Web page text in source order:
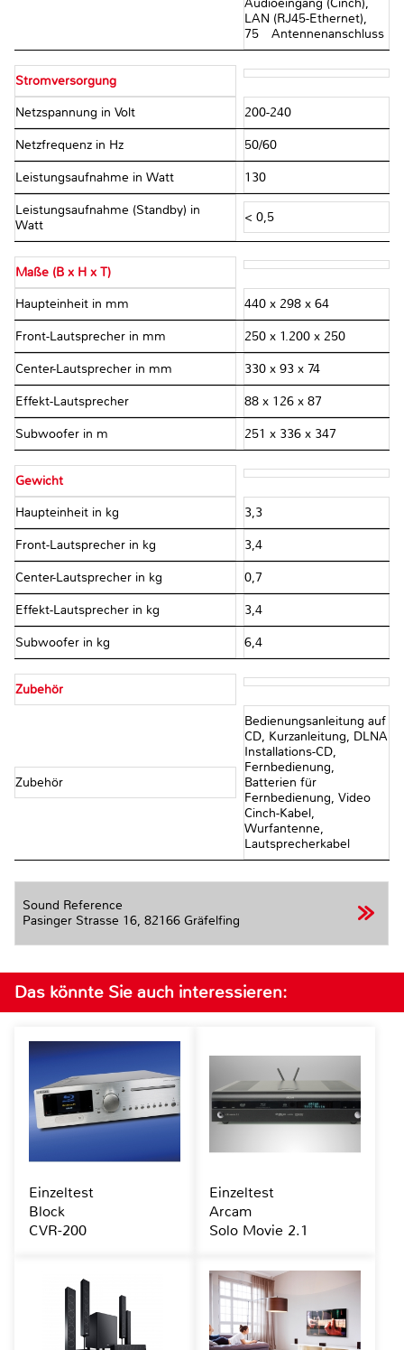
Audioeingang (Cinch),
LAN (RJ45-Ethernet),
75Ω Antennenanschluss
Stromversorgung
Netzspannung in Volt 200-240
Netzfrequenz in Hz 50/60
Leistungsaufnahme in Watt 130
Leistungsaufnahme (Standby) in
Watt
< 0,5
Maße (B x H x T)
Haupteinheit in mm 440 x 298 x 64
Front-Lautsprecher in mm 250 x 1.200 x 250
Center-Lautsprecher in mm 330 x 93 x 74
Effekt-Lautsprecher 88 x 126 x 87
Subwoofer in m 251 x 336 x 347
Gewicht
Haupteinheit in kg 3,3
Front-Lautsprecher in kg 3,4
Center-Lautsprecher in kg 0,7
Effekt-Lautsprecher in kg 3,4
Subwoofer in kg 6,4
Zubehör
Zubehör
Bedienungsanleitung auf
CD, Kurzanleitung, DLNA
Installations-CD,
Fernbedienung,
Batterien für
Fernbedienung, Video
Cinch-Kabel,
Wurfantenne,
Lautsprecherkabel
Sound Reference
Pasinger Strasse 16, 82166 Gräfelfing
Das könnte Sie auch interessieren:
Einzeltest
Block
CVR-200
Einzeltest
Arcam
Solo Movie 2.1